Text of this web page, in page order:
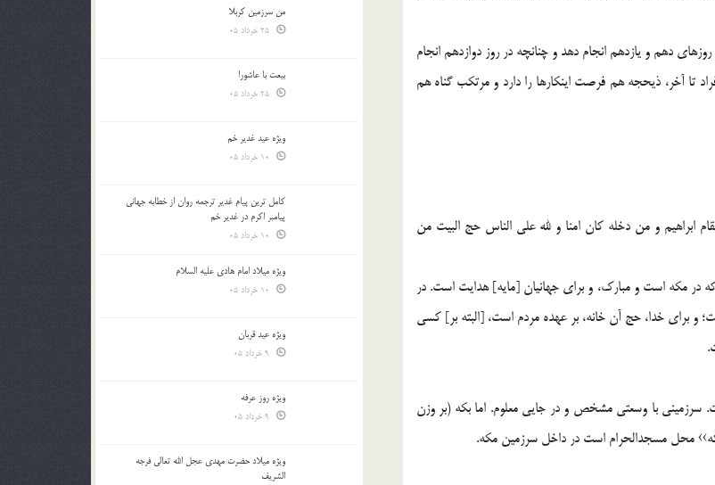
دهم و يازدهم انجام دهد و چنانچه در روز دوازدهم انجام
آخر، ذيحجه هم فرصت اينكارها را دارد و مرتكب گناه هم
ابراهيم و من دخله كان امنا و لله علي الناس حج البيت من
در مكه است و مبارك، و براي جهانيان [مايه] هدايت است. در
و براي خدا، حج آن خانه، بر عهده مردم است، [البته بر] كسي
سرزميني با وسعتي مشخص و در جايي معلوم. اما بكه (بر وزن
محل مسجدالحرام است در داخل سرزمين مكه.
من سرزمین کربلا
بیعت با عاشورا
ویژه عید غدیر خم
کامل ترین پیام غدیر ترجمه روان از خطابه جهانی
پیامبر اکرم در غدیر خم
ویژه میلاد امام هادی علیه السلام
ویژه عید قربان
ویژه روز عرفه
ویژه میلاد حضرت مهدی عجل الله تعالی فرجه
الشريف